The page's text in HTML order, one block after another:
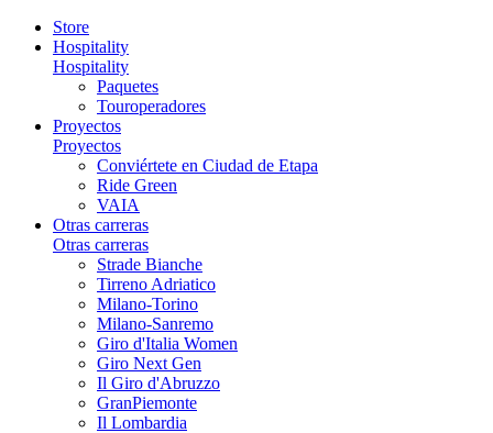
Store
Hospitality
Hospitality
Paquetes
Touroperadores
Proyectos
Proyectos
Conviértete en Ciudad de Etapa
Ride Green
VAIA
Otras carreras
Otras carreras
Strade Bianche
Tirreno Adriatico
Milano-Torino
Milano-Sanremo
Giro d'Italia Women
Giro Next Gen
Il Giro d'Abruzzo
GranPiemonte
Il Lombardia